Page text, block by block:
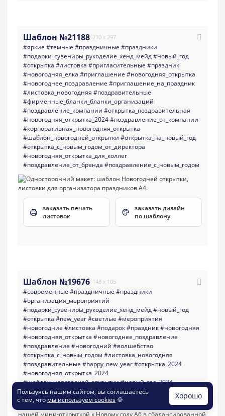
Шаблон №21188 210 x 297
#яркие #темные #праздничные #праздники
#подарки_сувениры_рукоделие_хенд_мейд#новый_год
#открытка #листовка #пригласительные #праздник
#новогодняя_елка #приглашение #новогодняя_открытка
#новогоднее_поздравление #приглашение_на_праздник
#листовка_новогодняя #поздравительные
#фирменные_бланки_бланки_организаций
#поздравление_компании #открытка_поздравительная
#новогодняя_открытка_2024#поздравление_от_компании
#корпоративная_новогодняя_открытка
#шаблон_новогодней_открытки #открытка_на_новый_год
#открытка_с_новым_годом_от_директора
#новогодняя_открытка_для_коллег
#поздравление_от_бренда #поздравление_с_новым_годом
заказать печать
листовок
заказать дизайн
по шаблону
Шаблон №19676 148 x 105
#современные #праздничные #праздники
#организация_мероприятий
#подарки_сувениры_рукоделие_хенд_мейд#новый_год
#открытка #new_year#светлые #мероприятия
#новогодние #листовка #подарок#праздник#новогодняя
#новогодняя_открытка #новогоднее_поздравление
#поздравление #новогодний #волшебство
#открытка_с_новым_годом #листовка_новогодняя
#поздравительные #happy_new_year#открытка_2024
#новогодняя_открытка_2024
#шаблон_новогодней_открытки#новый_год_2024
#новогодняя_открытка_для_коллег
Пользуясь нашим сайтом, вы соглашаетесь
с тем, что мы используем cookies 🍪 Хорошо